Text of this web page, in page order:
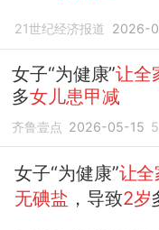
还不会说整句话，
21世纪经济报道 2026-
女子“为健康”让全
多女儿患甲减
齐鲁壹点 2026-05-15 5
女子“为健康”让全
无碘盐 ，导致2岁